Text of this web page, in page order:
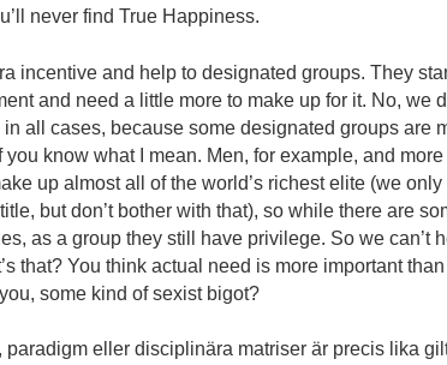
never find True Happiness.
incentive and help to designated groups. They
and need a little more to make up for it. No, we
all cases, because some designated groups are
know what I mean. Men, for example, and more
up almost all of the world’s richest elite (we only
but don’t bother with that), so while there are
as a group they still have privilege. So we can’t
that? You think actual need is more important
some kind of sexist bigot?
paradigm eller disciplinära matriser är precis lika